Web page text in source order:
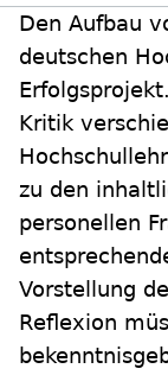
Den Aufbau
deutschen
Kritik
zu den
personellen
Vorstellung
Reflexion